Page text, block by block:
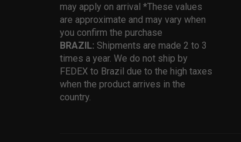
may apply on arrival *These values
are approximate and may vary when
you confirm the purchase
BRAZIL: Shipments are made 2 to 3
times a year. We do not ship by
FEDEX to Brazil due to the high taxes
when the product arrives in the
country.